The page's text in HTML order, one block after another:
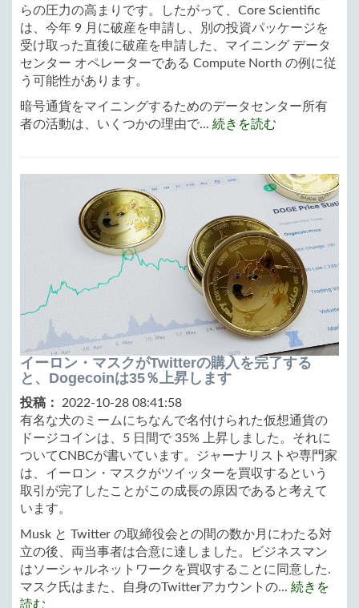
らの圧力の高まりです。したがって、Core Scientific
は、今年 9 月に破産を申請し、別の投資パッケージを
受け取った直後に破産を申請した、マイニング データ
センター オペレーターである Compute North の例に従
う可能性があります。
暗号通貨をマイニングするためのデータセンター所有
者の活動は、いくつかの理由で... 続きを読む
イーロン・マスクがTwitterの購入を完了する
と、Dogecoinは35％上昇します
投稿：
2022-10-28 08:41:58
有名な犬のミームにちなんで名付けられた仮想通貨の
ドージコインは、5 日間で 35% 上昇しました。それに
ついてCNBCが書いています。ジャーナリストや専門家
は、イーロン・マスクがツイッターを買収するという
取引が完了したことがこの成長の原因であると考えて
います。
Musk と Twitter の取締役会との間の数か月にわたる対
立の後、両当事者は合意に達しました。ビジネスマン
はソーシャルネットワークを買収することに同意した.
マスク氏はまた、自身のTwitterアカウントの... 続きを
読む